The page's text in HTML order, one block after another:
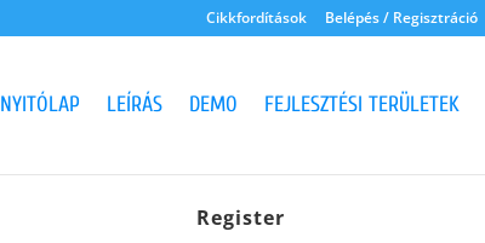
Cikkfordítások Belépés / Regisztráció
NYITÓLAP LEÍRÁS DEMO FEJLESZTÉSI TERÜLETEK
Register